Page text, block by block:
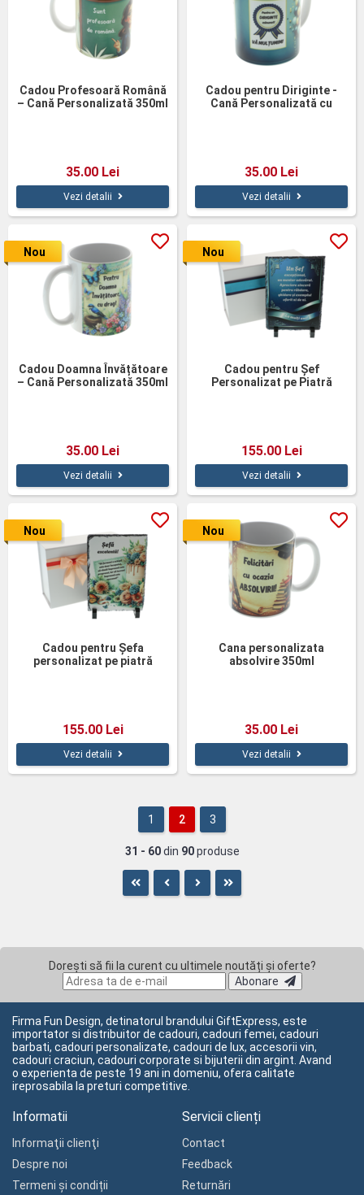
Cadou Profesoară Română
– Cană Personalizată 350ml
35.00 Lei
Vezi detalii
Cadou pentru Diriginte -
Cană Personalizată cu
35.00 Lei
Vezi detalii
Cadou Doamna Învățătoare
– Cană Personalizată 350ml
35.00 Lei
Nou
Vezi detalii
Cadou pentru Șef
Personalizat pe Piatră
155.00 Lei
Nou
Vezi detalii
Cadou pentru Șefa
personalizat pe piatră
155.00 Lei
Nou
Vezi detalii
Cana personalizata
absolvire 350ml
35.00 Lei
Nou
Vezi detalii
1 2 3
31 - 60din 90produse
Dorești să fii la curent cu ultimele noutăți și oferte?
Abonare
Firma Fun Design, detinatorul brandului GiftExpress, este
importator si distribuitor de cadouri, cadouri femei, cadouri
barbati, cadouri personalizate, cadouri de lux, accesorii vin,
cadouri craciun, cadouri corporate si bijuterii din argint. Avand
o experienta de peste 19 ani in domeniu, ofera calitate
ireprosabila la preturi competitive.
Informatii
Informaţii clienţi
Despre noi
Termeni și condiții
Servicii clienți
Contact
Feedback
Returnări